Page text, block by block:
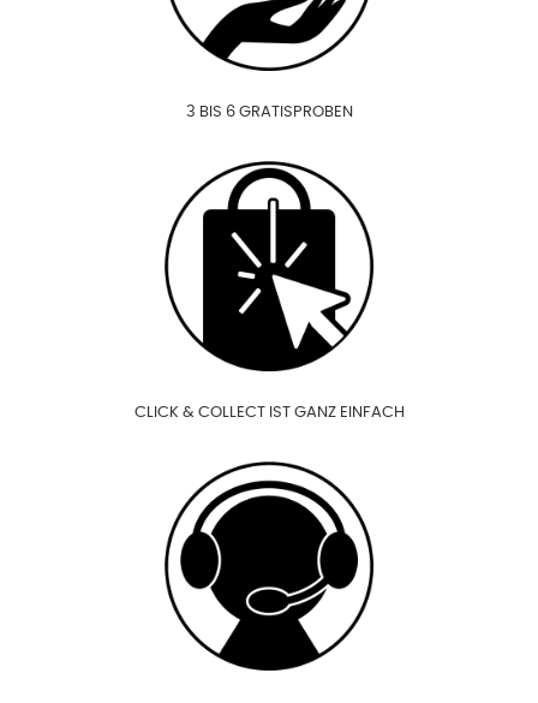
3 BIS 6 GRATISPROBEN
CLICK & COLLECT IST GANZ EINFACH